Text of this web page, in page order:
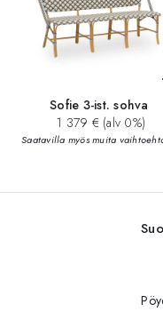
Sofie 3-ist. sohva
1 379 € (alv 0%)
Saatavilla myös muita